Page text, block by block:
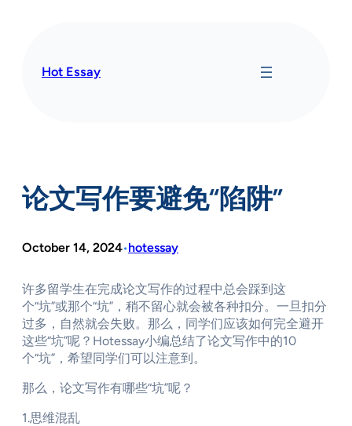
Hot Essay
论文写作要避免“陷阱”
October 14, 2024•hotessay
许多留学生在完成论文写作的过程中总会踩到这
个“坑”或那个“坑”，稍不留心就会被各种扣分。一旦扣分
过多，自然就会失败。那么，同学们应该如何完全避开
这些“坑”呢？Hotessay小编总结了论文写作中的10
个“坑”，希望同学们可以注意到。
那么，论文写作有哪些“坑”呢？
1.思维混乱